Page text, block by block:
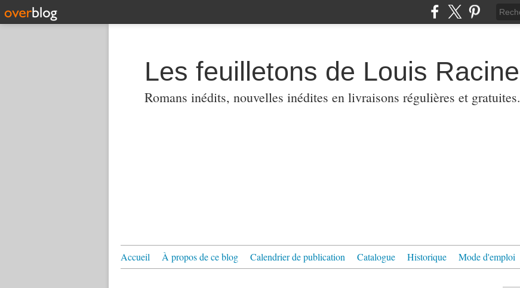
Les feuilletons de Louis Racine
Romans inédits, nouvelles inédites en livraisons régulières et gratuites.
Accueil À propos de ce blog Calendrier de publication Catalogue Historique Mode d'emploi